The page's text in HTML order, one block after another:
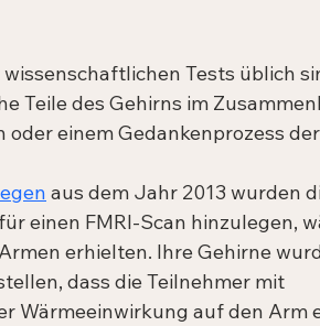
Tests üblich
Teile des Gehirns im
einem Gedankenprozess
aus dem Jahr 2013 wurden
einen FMRI-Scan hinzulegen,
erhielten. Ihre Gehirne
dass die Teilnehmer mit
Wärmeeinwirkung auf den Arm